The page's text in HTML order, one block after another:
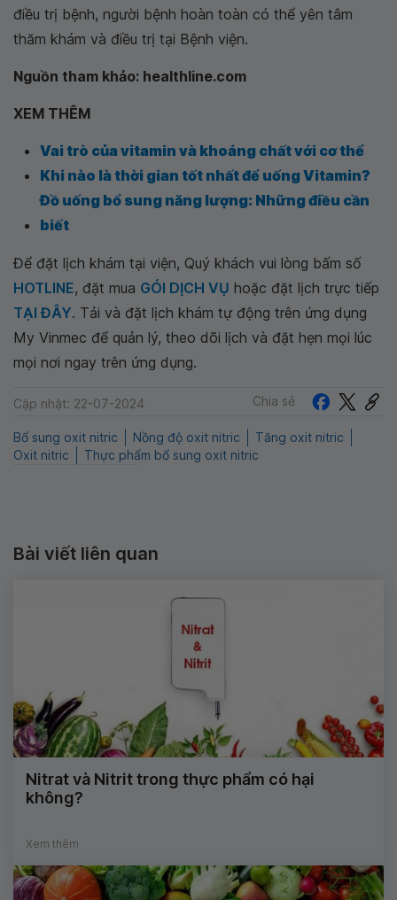
điều trị bệnh, người bệnh hoàn toàn có thể yên tâm
thăm khám và điều trị tại Bệnh viện.
Nguồn tham khảo: healthline.com
XEM THÊM
Vai trò của vitamin và khoáng chất với cơ thể
Khi nào là thời gian tốt nhất để uống Vitamin?
Đồ uống bổ sung năng lượng: Những điều cần
biết
Để đặt lịch khám tại viện, Quý khách vui lòng bấm số
HOTLINE, đặt mua GÓI DỊCH VỤ hoặc đặt lịch trực tiếp
TẠI ĐÂY. Tải và đặt lịch khám tự động trên ứng dụng
My Vinmec để quản lý, theo dõi lịch và đặt hẹn mọi lúc
mọi nơi ngay trên ứng dụng.
Cập nhật: 22-07-2024 Chia sẻ
Bổ sung oxit nitric Nồng độ oxit nitric
Tăng oxit nitric
Oxit nitric
Thực phẩm bổ sung oxit nitric
Bài viết liên quan
Nitrat và Nitrit trong thực phẩm có hại
không?
Xem thêm